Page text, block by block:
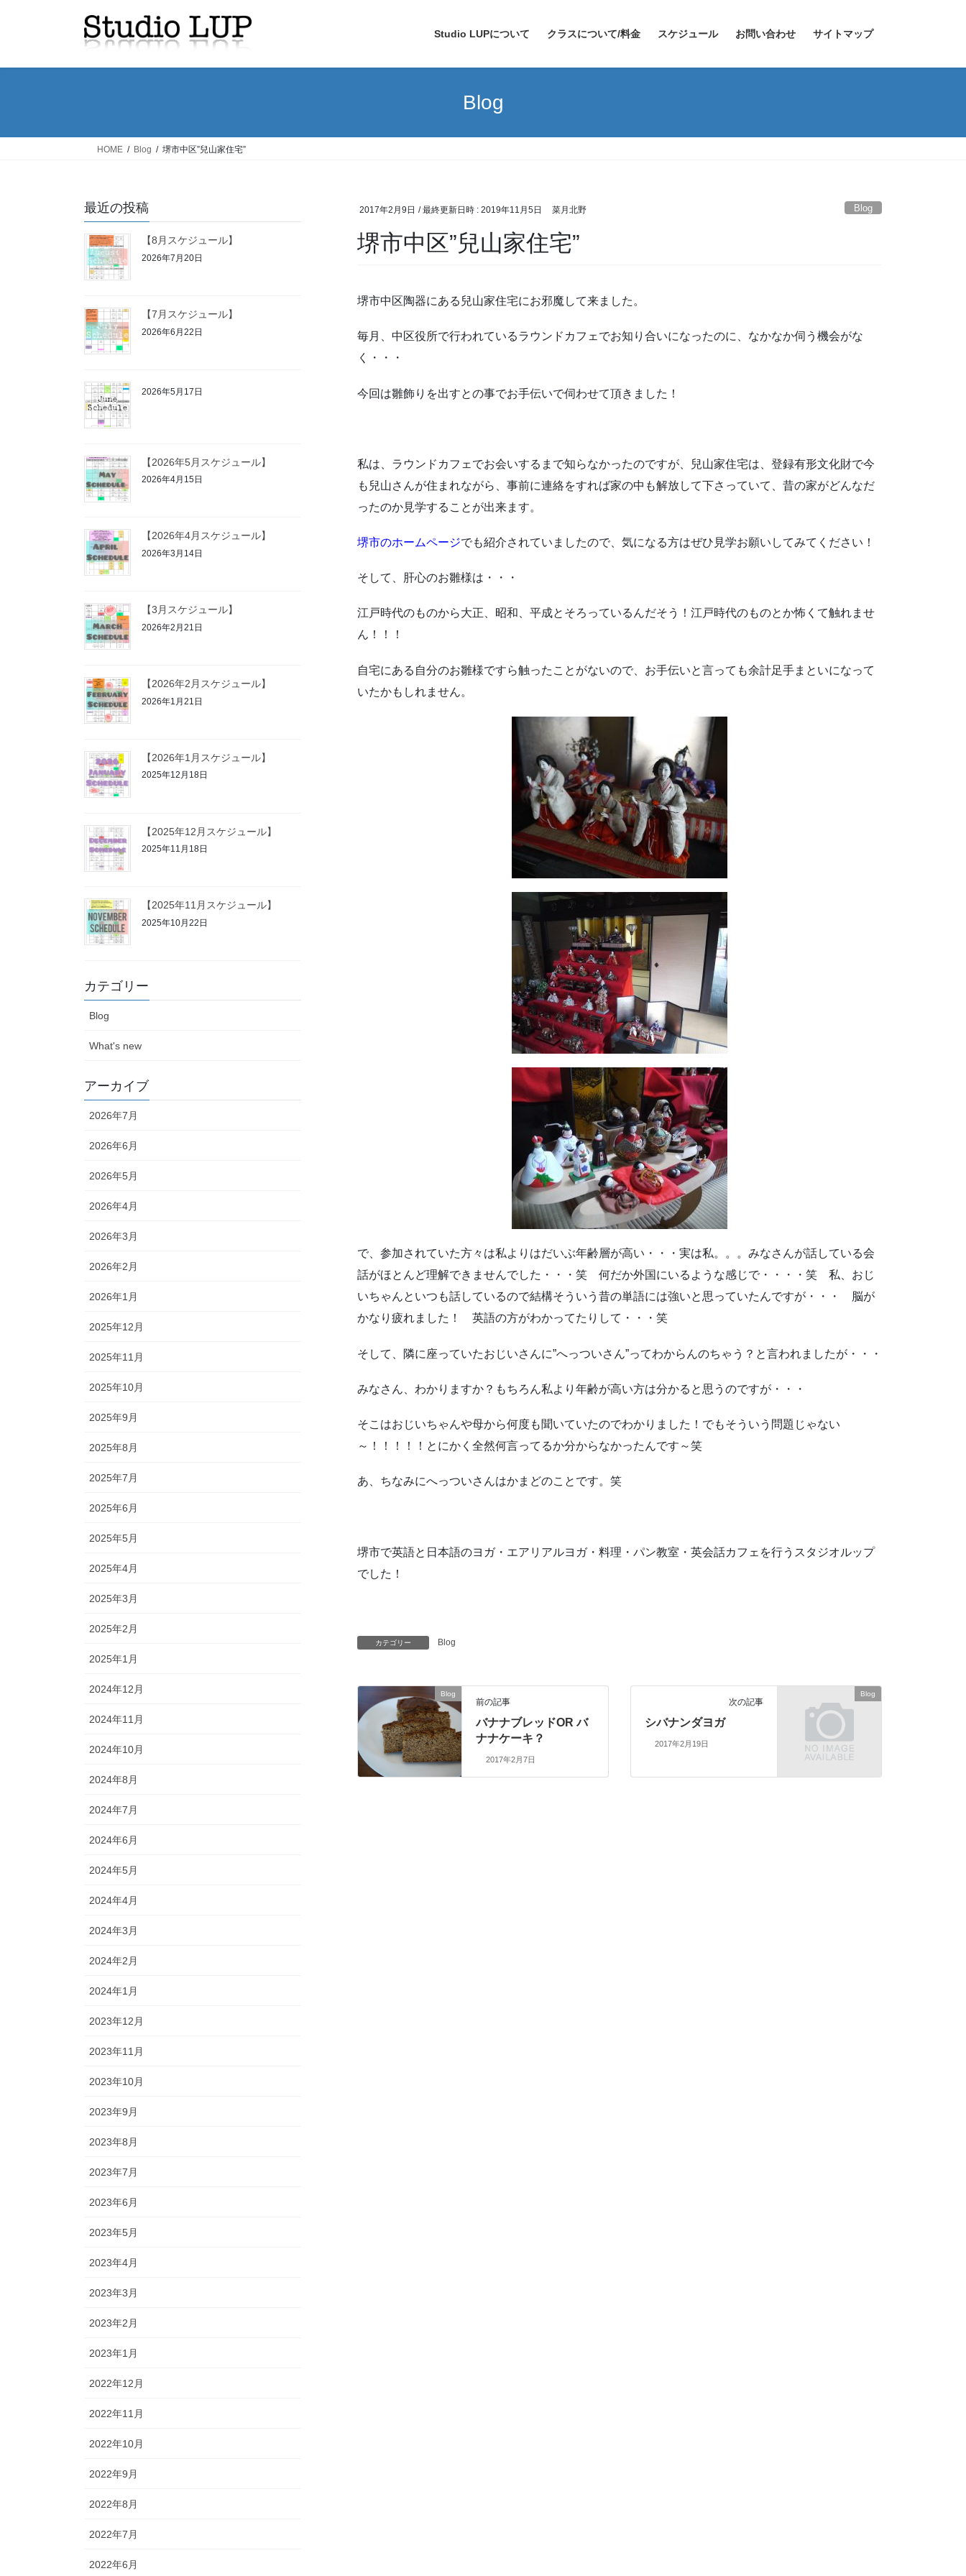
Studio LUPについて クラスについて/料金 スケジュール お問い合わせ サイトマップ
Blog
HOME Blog 堺市中区”兒山家住宅”
2017年2月9日 / 最終更新日時 : 2019年11月5日 菜月北野 Blog
堺市中区”兒山家住宅”
堺市中区陶器にある兒山家住宅にお邪魔して来ました。
毎月、中区役所で行われているラウンドカフェでお知り合いになったのに、なかなか伺う機会がな
く・・・
今回は雛飾りを出すとの事でお手伝いで伺わせて頂きました！
私は、ラウンドカフェでお会いするまで知らなかったのですが、兒山家住宅は、登録有形文化財で今
も兒山さんが住まれながら、事前に連絡をすれば家の中も解放して下さっていて、昔の家がどんなだ
ったのか見学することが出来ます。
堺市のホームページでも紹介されていましたので、気になる方はぜひ見学お願いしてみてください！
そして、肝心のお雛様は・・・
江戸時代のものから大正、昭和、平成とそろっているんだそう！江戸時代のものとか怖くて触れませ
ん！！！
自宅にある自分のお雛様ですら触ったことがないので、お手伝いと言っても余計足手まといになって
いたかもしれません。
で、参加されていた方々は私よりはだいぶ年齢層が高い・・・実は私。。。みなさんが話している会
話がほとんど理解できませんでした・・・笑 何だか外国にいるような感じで・・・・笑 私、おじ
いちゃんといつも話しているので結構そういう昔の単語には強いと思っていたんですが・・・ 脳が
かなり疲れました！ 英語の方がわかってたりして・・・笑
そして、隣に座っていたおじいさんに”へっついさん”ってわからんのちゃう？と言われましたが・・・
みなさん、わかりますか？もちろん私より年齢が高い方は分かると思うのですが・・・
そこはおじいちゃんや母から何度も聞いていたのでわかりました！でもそういう問題じゃない
～！！！！！とにかく全然何言ってるか分からなかったんです～笑
あ、ちなみにへっついさんはかまどのことです。笑
堺市で英語と日本語のヨガ・エアリアルヨガ・料理・パン教室・英会話カフェを行うスタジオルップ
でした！
カテゴリー Blog
Blog
前の記事
バナナブレッドOR バ
ナナケーキ？
2017年2月7日
Blog
次の記事
シバナンダヨガ
2017年2月19日
最近の投稿
【8月スケジュール】
2026年7月20日
【7月スケジュール】
2026年6月22日
2026年5月17日
【2026年5月スケジュール】
2026年4月15日
【2026年4月スケジュール】
2026年3月14日
【3月スケジュール】
2026年2月21日
【2026年2月スケジュール】
2026年1月21日
【2026年1月スケジュール】
2025年12月18日
【2025年12月スケジュール】
2025年11月18日
【2025年11月スケジュール】
2025年10月22日
カテゴリー
Blog
What's new
アーカイブ
2026年7月
2026年6月
2026年5月
2026年4月
2026年3月
2026年2月
2026年1月
2025年12月
2025年11月
2025年10月
2025年9月
2025年8月
2025年7月
2025年6月
2025年5月
2025年4月
2025年3月
2025年2月
2025年1月
2024年12月
2024年11月
2024年10月
2024年8月
2024年7月
2024年6月
2024年5月
2024年4月
2024年3月
2024年2月
2024年1月
2023年12月
2023年11月
2023年10月
2023年9月
2023年8月
2023年7月
2023年6月
2023年5月
2023年4月
2023年3月
2023年2月
2023年1月
2022年12月
2022年11月
2022年10月
2022年9月
2022年8月
2022年7月
2022年6月